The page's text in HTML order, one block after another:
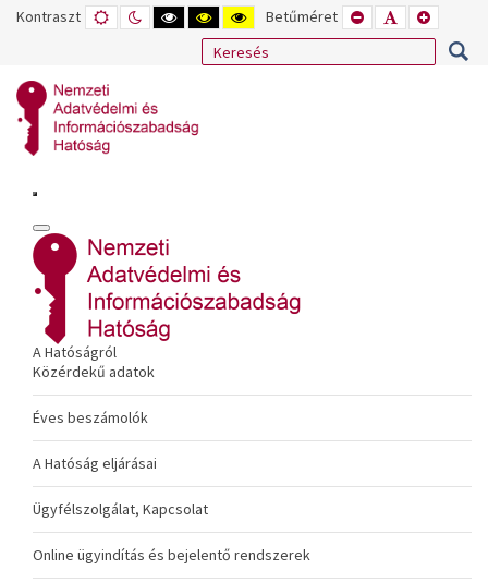
Kontraszt ALAPÉRTELMEZETT
MÓD
ÉJSZAKAI
MÓD
NAGY
KONTRASZTÚ
FEKETE-
FEHÉR
NAGY
KONTRASZTÚ
FEKETE
SÁRGA
NAGY
KONTRASZTÚ
SÁRGA
FEKETE
Betűméret KISEBB
BETŰTÍPUS
BEÁLLÍTÁSA
BETŰMÉRET
BEÁLLÍTÁSA
A Hatóságról
Közérdekű adatok
Éves beszámolók
A Hatóság eljárásai
Ügyfélszolgálat, Kapcsolat
Online ügyindítás és bejelentő rendszerek